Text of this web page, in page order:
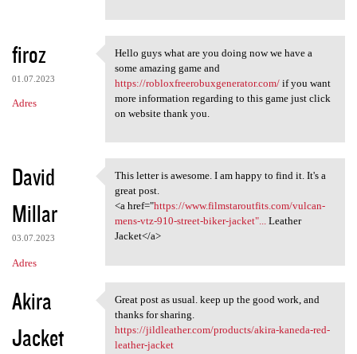
firoz
01.07.2023
Adres
Hello guys what are you doing
Hello guys what are you doing now we have a
some amazing game and
https://robloxfreerobuxgenerator.com/if you want
more information regarding to this game just click
on website thank you.
David
Millar
03.07.2023
Adres
This letter is awesome. I am
This letter is awesome. I am happy to find it. It's a
great post.
<a href="https://www.filmstaroutfits.com/vulcan-
mens-vtz-910-street-biker-jacket"...Leather
Jacket</a>
Akira
Jacket
Great post as usual. keep up
Great post as usual. keep up the good work, and
thanks for sharing.
https://jildleather.com/products/akira-kaneda-red-
leather-jacket